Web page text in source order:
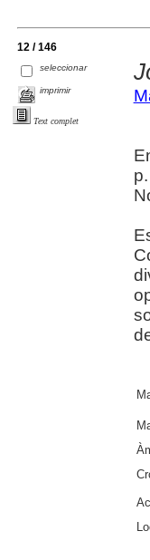
12 / 146
seleccionar
imprimir
Text complet